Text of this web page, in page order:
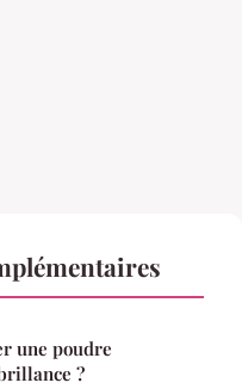
une poudre
?